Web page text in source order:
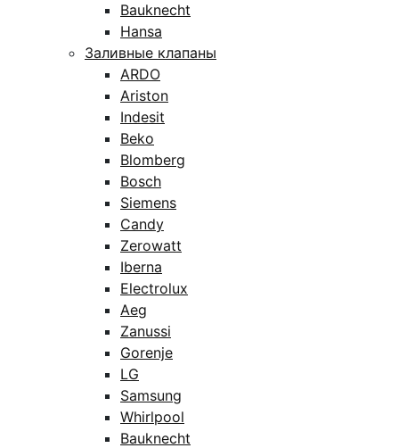
Bauknecht
Hansa
Заливные клапаны
ARDO
Ariston
Indesit
Beko
Blomberg
Bosch
Siemens
Candy
Zerowatt
Iberna
Electrolux
Aeg
Zanussi
Gorenje
LG
Samsung
Whirlpool
Bauknecht